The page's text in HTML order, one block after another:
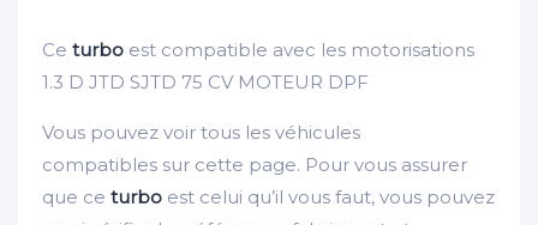
Ce turbo est compatible avec les motorisations
1.3 D JTD SJTD 75 CV MOTEUR DPF
Vous pouvez voir tous les véhicules
compatibles sur cette page. Pour vous assurer
que ce turbo est celui qu’il vous faut, vous pouvez